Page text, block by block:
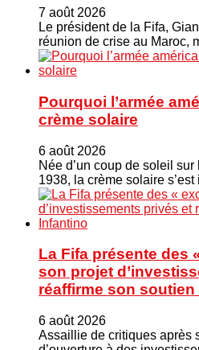
7 août 2026
Le président de la Fifa,
réunion de crise au Maroc,
Pourquoi l’armée
crème solaire
6 août 2026
Née d’un coup de soleil
1938, la crème solaire
La Fifa présente des
son projet
réaffirme son soutien
6 août 2026
Assaillie de critiques après